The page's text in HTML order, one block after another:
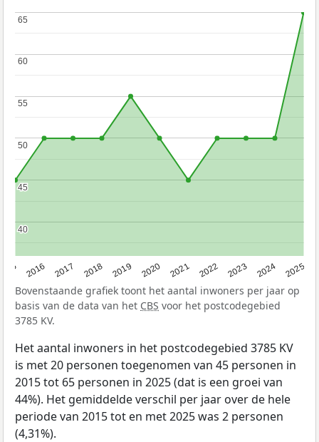
2016 2017 2018 2019 2020 2021 2022 2023 2024 2025
40
40
45
45
50
50
55
55
60
60
65
65
Bovenstaande grafiek toont het aantal inwoners per jaar op
basis van de data van het CBS voor het postcodegebied
3785 KV.
Het aantal inwoners in het postcodegebied 3785 KV
is met 20 personen toegenomen van 45 personen in
2015 tot 65 personen in 2025 (dat is een groei van
44%). Het gemiddelde verschil per jaar over de hele
periode van 2015 tot en met 2025 was 2 personen
(4,31%).